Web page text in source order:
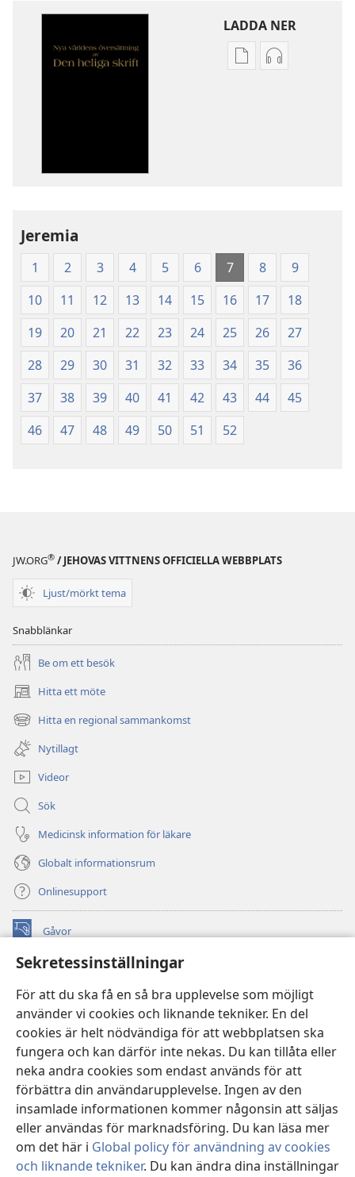
Sekretessinställningar
För att du ska få en så bra upplevelse som möjligt
använder vi cookies och liknande tekniker. En del
cookies är helt nödvändiga för att webbplatsen ska
fungera och kan därför inte nekas. Du kan tillåta eller
neka andra cookies som endast används för att
förbättra din användarupplevelse. Ingen av den
insamlade informationen kommer någonsin att säljas
eller användas för marknadsföring. Du kan läsa mer
om det här i Global policy för användning av cookies
och liknande tekniker. Du kan ändra dina inställningar
LADDA NER
Valmöjligheter
heliga
skrift
(2003)
heliga
skrift
(2003)
Jeremia
1 2 3 4 5 6 7 8
9
10
11 12 13 14 15 16 17
18
19
20 21 22 23 24 25 26
27
28
29 30 31 32 33 34 35
36
37
38 39 40 41 42 43 44
45
46
47 48 49 50 51 52
JW.ORG® / JEHOVAS VITTNENS OFFICIELLA WEBBPLATS
Ljust/mörkt tema
Snabblänkar
Be om ett besök
Hitta ett möte
(öppnar
nytt
fönster)
Hitta en regional sammankomst
(öppnar
nytt
fönster)
Nytillagt
Videor
Sök
Medicinsk information för läkare
Globalt informationsrum
Onlinesupport
Gåvor
(öppnar
fönster) Watchtower ONLINE LIBRARY™
nytt
fönster)JW Hub ®
(öppnar
nytt
fönster)JW Library
Watchtower Library
Copyright© 2026 Watch Tower Bible and Tract Society of Pennsylvania.